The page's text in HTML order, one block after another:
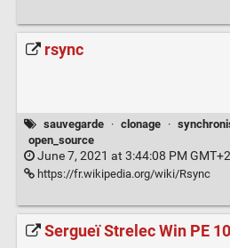
rsync
sauvegarde · clonage ·
open_source
June 7, 2021 at 3:44:08 PM GMT+2
https://fr.wikipedia.org/wiki/Rsync
Sergueï Strelec Win PE